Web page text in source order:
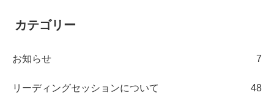
カテゴリー
お知らせ 7
リーディングセッションについて 48